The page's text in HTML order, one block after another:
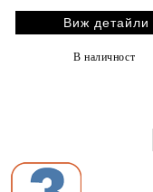
Виж детайли
В наличност